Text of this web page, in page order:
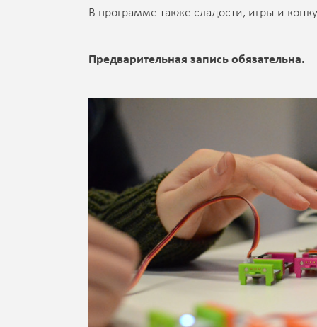
В программе также сладости, игры и
Предварительная запись обязательна.